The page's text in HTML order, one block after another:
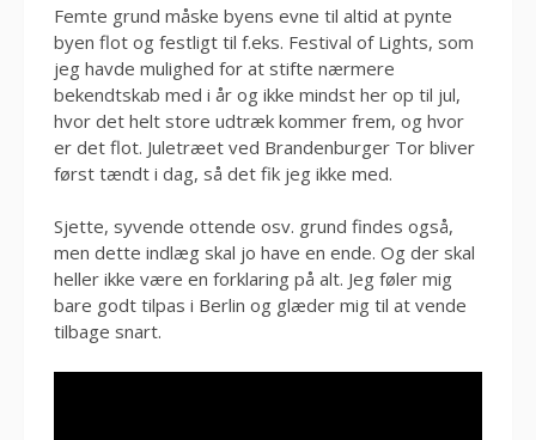
Femte grund måske byens evne til altid at pynte
byen flot og festligt til f.eks. Festival of Lights, som
jeg havde mulighed for at stifte nærmere
bekendtskab med i år og ikke mindst her op til jul,
hvor det helt store udtræk kommer frem, og hvor
er det flot. Juletræet ved Brandenburger Tor bliver
først tændt i dag, så det fik jeg ikke med.
Sjette, syvende ottende osv. grund findes også,
men dette indlæg skal jo have en ende. Og der skal
heller ikke være en forklaring på alt. Jeg føler mig
bare godt tilpas i Berlin og glæder mig til at vende
tilbage snart.